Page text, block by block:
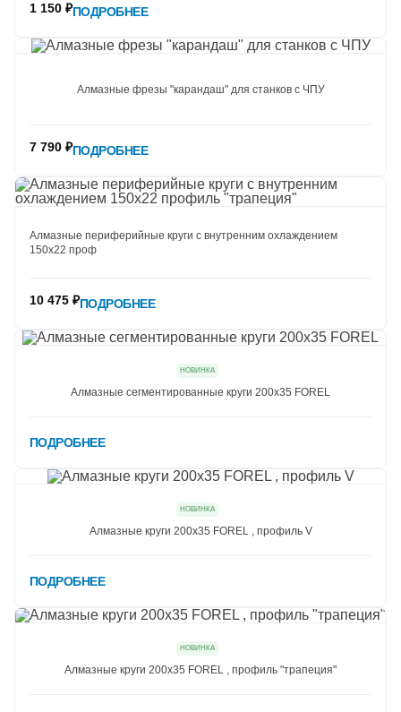
1 150 ₽ПОДРОБНЕЕ
Алмазные фрезы "карандаш" для станков с ЧПУ
7 790 ₽ПОДРОБНЕЕ
Алмазные периферийные круги с внутренним охлаждением
150х22 проф
10 475 ₽ПОДРОБНЕЕ
Алмазные сегментированные круги 200х35 FOREL
НОВИНКА
ПОДРОБНЕЕ
Алмазные круги 200х35 FOREL , профиль V
НОВИНКА
ПОДРОБНЕЕ
Алмазные круги 200х35 FOREL , профиль "трапеция"
НОВИНКА